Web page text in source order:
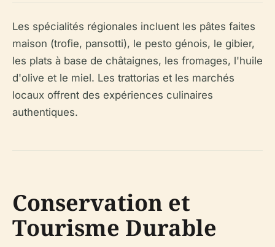
Les spécialités régionales incluent les pâtes faites
maison (trofie, pansotti), le pesto génois, le gibier,
les plats à base de châtaignes, les fromages, l'huile
d'olive et le miel. Les trattorias et les marchés
locaux offrent des expériences culinaires
authentiques.
Conservation et
Tourisme Durable